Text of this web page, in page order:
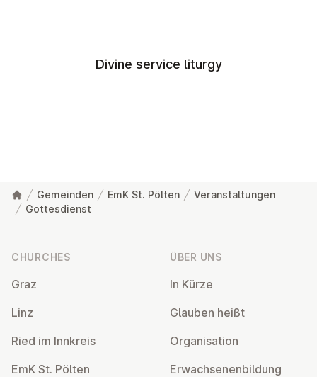
Divine service liturgy
Gemeinden EmK St. Pölten
Veranstaltungen
Gottesdienst
CHURCHES
Graz
Linz
Ried im Innkreis
EmK St. Pölten
ÜBER UNS
In Kürze
Glauben heißt
Or­gan­isa­tion
Er­wach­sen­en­bildung